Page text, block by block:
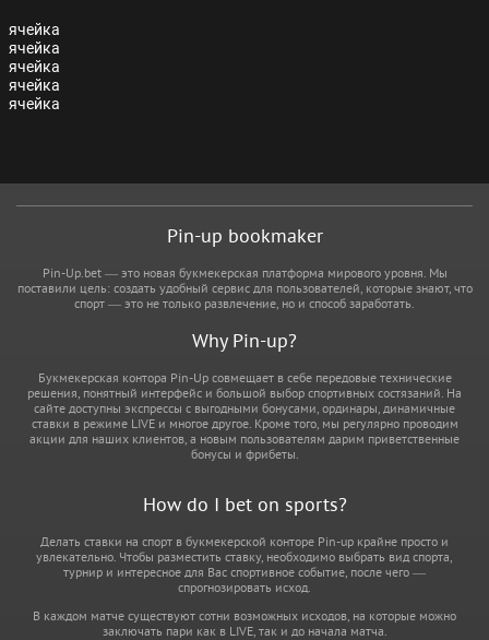
ячейка
ячейка
ячейка
ячейка
ячейка
Pin-up bookmaker
Pin-Up.bet — это новая букмекерская платформа мирового уровня. Мы
поставили цель: создать удобный сервис для пользователей, которые знают, что
спорт — это не только развлечение, но и способ заработать.
Why Pin-up?
Букмекерская контора Pin-Up совмещает в себе передовые технические
решения, понятный интерфейс и большой выбор спортивных состязаний. На
сайте доступны экспрессы с выгодными бонусами, ординары, динамичные
ставки в режиме LIVE и многое другое. Кроме того, мы регулярно проводим
акции для наших клиентов, а новым пользователям дарим приветственные
бонусы и фрибеты.
How do I bet on sports?
Делать ставки на спорт в букмекерской конторе Pin-up крайне просто и
увлекательно. Чтобы разместить ставку, необходимо выбрать вид спорта,
турнир и интересное для Вас спортивное событие, после чего —
спрогнозировать исход.
В каждом матче существуют сотни возможных исходов, на которые можно
заключать пари как в LIVE, так и до начала матча.